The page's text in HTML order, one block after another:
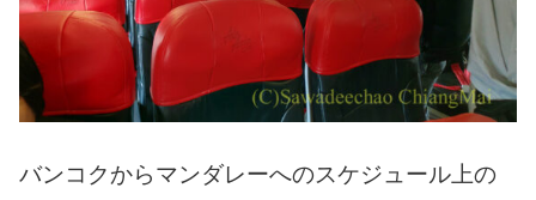
バンコクからマンダレーへのスケジュール上の